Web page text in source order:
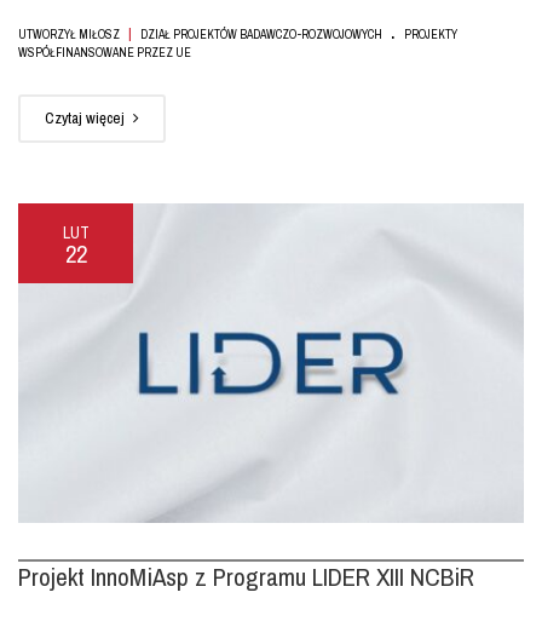
UTWORZYŁ MIŁOSZ | DZIAŁ PROJEKTÓW BADAWCZO-ROZWOJOWYCH .
PROJEKTY
WSPÓŁFINANSOWANE PRZEZ UE
Czytaj więcej
LUT
22
Projekt InnoMiAsp z Programu LIDER XIII NCBiR